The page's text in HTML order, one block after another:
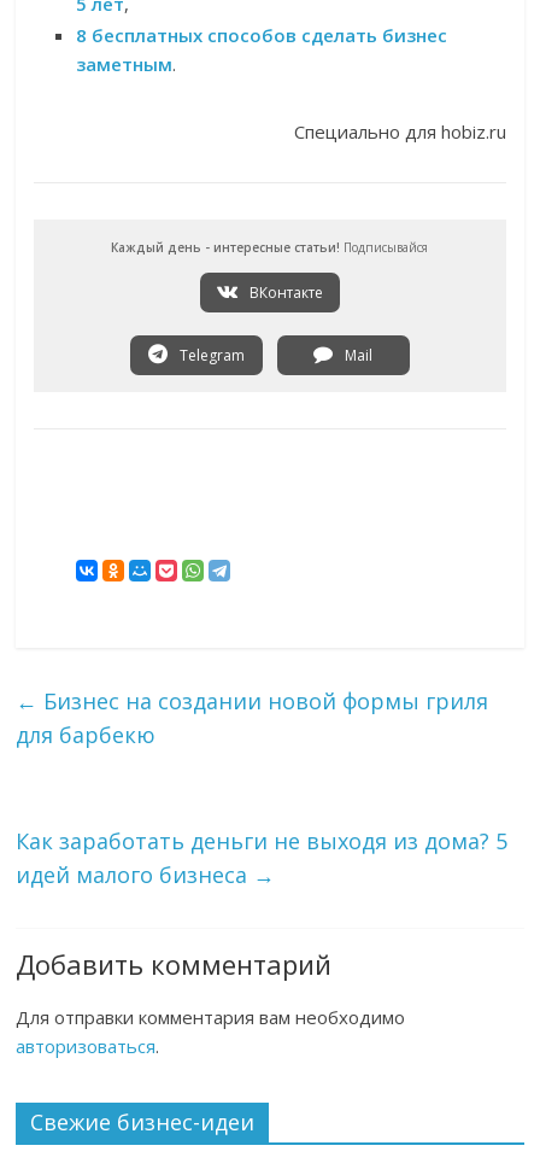
8 бесплатных способов сделать бизнес
заметным.
Специально для hobiz.ru
Каждый день - интересные статьи! Подписывайся
ВКонтакте
Telegram Mail
← Бизнес на создании новой формы гриля
для барбекю
Как заработать деньги не выходя из дома? 5
идей малого бизнеса →
Добавить комментарий
Для отправки комментария вам необходимо
авторизоваться.
Свежие бизнес-идеи